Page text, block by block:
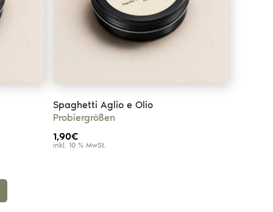
Spaghetti Aglio e Olio
Probiergrößen
1,90€
inkl. 10 % MwSt.